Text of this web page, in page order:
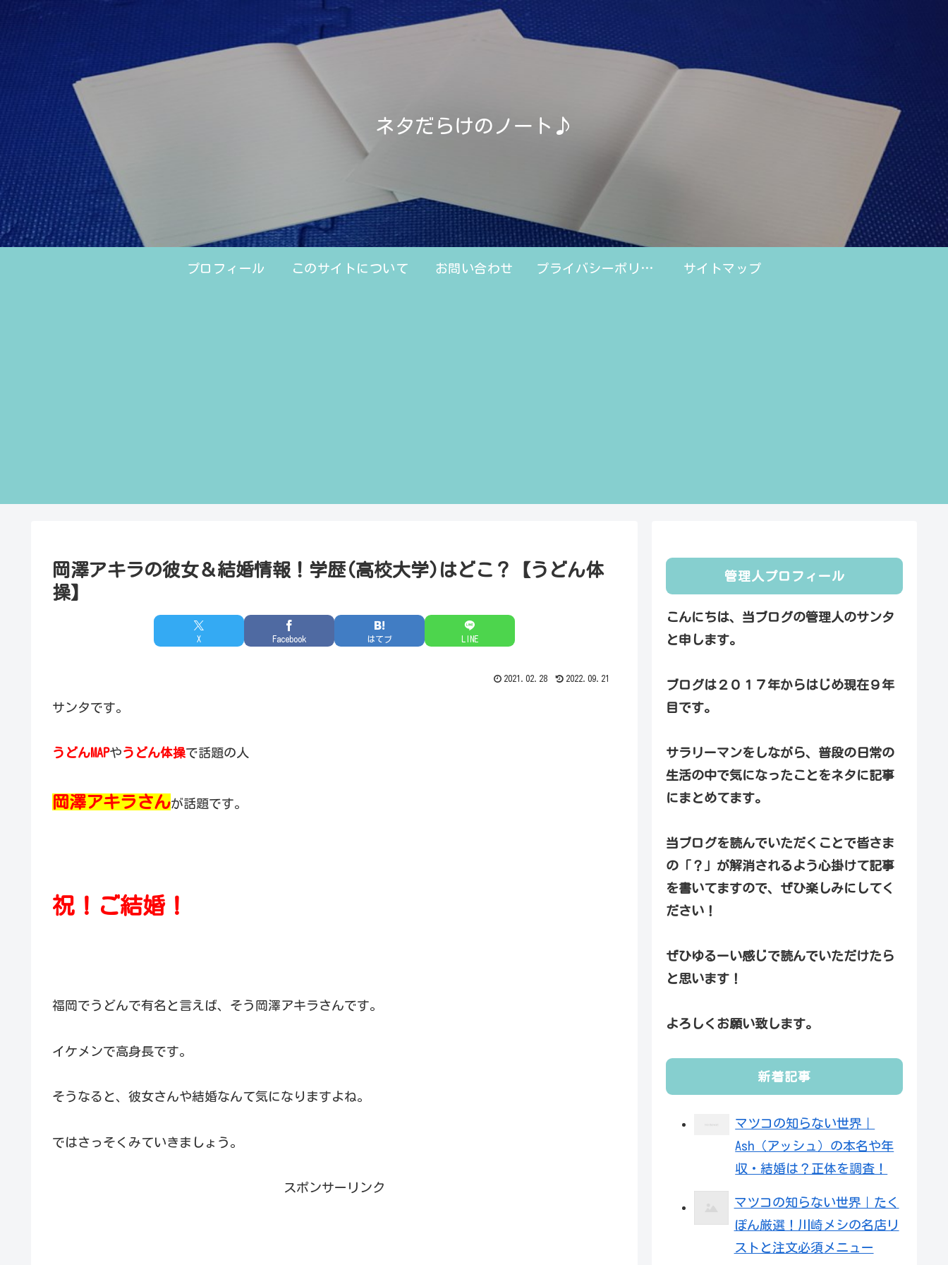
ネタだらけのノート♪
プロフィール このサイトについて お問い合わせ プライバシーポリシー サイトマップ
岡澤アキラの彼女＆結婚情報！学歴(高校大学)はどこ？【うどん体
操】
X Facebook はてブ LINE
2021.02.28 2022.09.21
サンタです。
うどんMAPやうどん体操で話題の人
岡澤アキラさんが話題です。
祝！ご結婚！
福岡でうどんで有名と言えば、そう岡澤アキラさんです。
イケメンで高身長です。
そうなると、彼女さんや結婚なんて気になりますよね。
ではさっそくみていきましょう。
スポンサーリンク
管理人プロフィール
こんにちは、当ブログの管理人のサンタ
と申します。
ブログは２０１７年からはじめ現在９年
目です。
サラリーマンをしながら、普段の日常の
生活の中で気になったことをネタに記事
にまとめてます。
当ブログを読んでいただくことで皆さま
の「？」が解消されるよう心掛けて記事
を書いてますので、ぜひ楽しみにしてく
ださい！
ぜひゆるーい感じで読んでいただけたら
と思います！
よろしくお願い致します。
新着記事
マツコの知らない世界｜
Ash（アッシュ）の本名や年
収・結婚は？正体を調査！
マツコの知らない世界｜たく
ぽん厳選！川崎メシの名店リ
ストと注文必須メニュー